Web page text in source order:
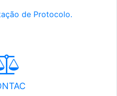
de Protocolo.